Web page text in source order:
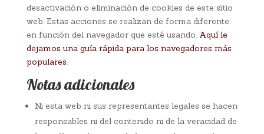
desactivación o eliminación de cookies de este sitio
web. Estas acciones se realizan de forma diferente
en función del navegador que esté usando. Aquí le
dejamos una guía rápida para los navegadores más
populares.
Notas adicionales
Ni esta web ni sus representantes legales se hacen
responsables ni del contenido ni de la veracidad de